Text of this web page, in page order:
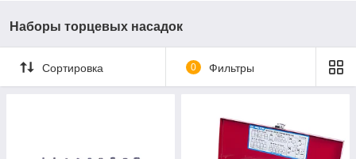
Наборы торцевых насадок
Сортировка 0 Фильтры